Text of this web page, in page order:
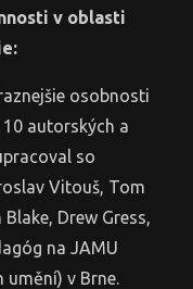
v oblasti
osobnosti
autorských a
so
Vitouš, Tom
Drew Gress,
na JAMU
umění) v Brne.